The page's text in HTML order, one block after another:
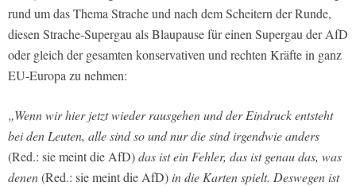
rund um das Thema Strache und nach dem Scheitern der Runde,
diesen Strache-Supergau als Blaupause für einen Supergau der AfD
oder gleich der gesamten konservativen und rechten Kräfte in ganz
EU-Europa zu nehmen:
„Wenn wir hier jetzt wieder rausgehen und der Eindruck entsteht
bei den Leuten, alle sind so und nur die sind irgendwie anders
(Red.: sie meint die AfD)das ist ein Fehler, das ist genau das, was
denen(Red.: sie meint die AfD) in die Karten spielt. Deswegen ist